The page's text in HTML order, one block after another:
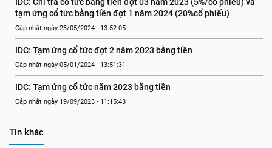
tạm ứng cổ tức bằng tiền đợt 1 năm 2024 (20%cổ phiếu)
Cập nhật ngày 23/05/2024 - 13:52:05
IDC: Tạm ứng cổ tức đợt 2 năm 2023 bằng tiền
Cập nhật ngày 05/01/2024 - 13:51:31
IDC: Tạm ứng cổ tức năm 2023 bằng tiền
Cập nhật ngày 19/09/2023 - 11:15:43
Tin khác